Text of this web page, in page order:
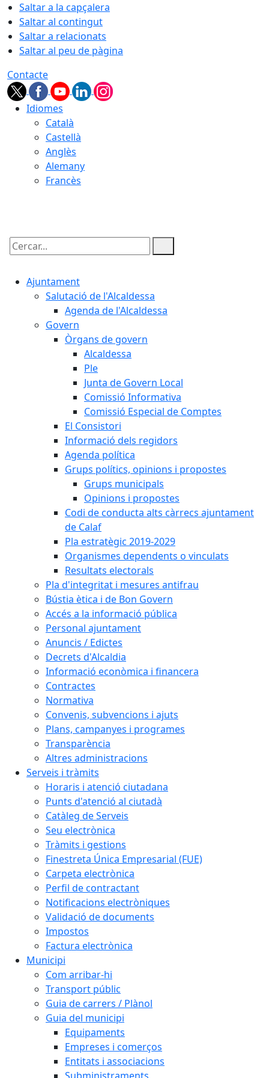
Saltar a la capçalera
Saltar al contingut
Saltar a relacionats
Saltar al peu de pàgina
Contacte
Idiomes
Català
Castellà
Anglès
Alemany
Francès
Cercar:
Ajuntament
Salutació de l'Alcaldessa
Agenda de l'Alcaldessa
Govern
Òrgans de govern
Alcaldessa
Ple
Junta de Govern Local
Comissió Informativa
Comissió Especial de Comptes
El Consistori
Informació dels regidors
Agenda política
Grups polítics, opinions i propostes
Grups municipals
Opinions i propostes
Codi de conducta alts càrrecs ajuntament
de Calaf
Pla estratègic 2019-2029
Organismes dependents o vinculats
Resultats electorals
Pla d'integritat i mesures antifrau
Bústia ètica i de Bon Govern
Accés a la informació pública
Personal ajuntament
Anuncis / Edictes
Decrets d'Alcaldia
Informació econòmica i financera
Contractes
Normativa
Convenis, subvencions i ajuts
Plans, campanyes i programes
Transparència
Altres administracions
Serveis i tràmits
Horaris i atenció ciutadana
Punts d'atenció al ciutadà
Catàleg de Serveis
Seu electrònica
Tràmits i gestions
Finestreta Única Empresarial (FUE)
Carpeta electrònica
Perfil de contractant
Notificacions electròniques
Validació de documents
Impostos
Factura electrònica
Municipi
Com arribar-hi
Transport públic
Guia de carrers / Plànol
Guia del municipi
Equipaments
Empreses i comerços
Entitats i associacions